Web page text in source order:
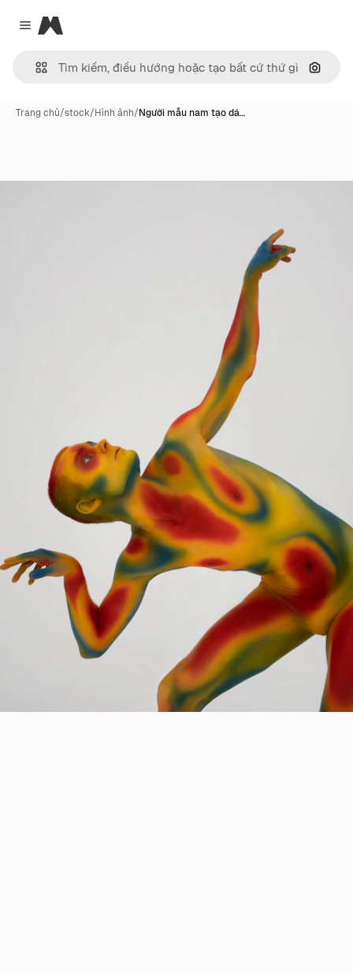
Close menu
Magnific
Tìm
Trang chủ/stock/Hình ảnh/Người mẫu nam tạo dá…